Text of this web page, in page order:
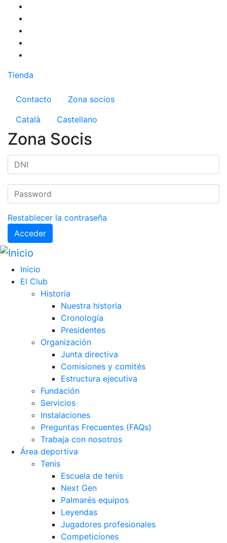
Pasar
contenido
principal
Tienda
Menú del compte d'usuari
Contacto
Zona socios
Català
Castellano
Zona Socis
Restablecer la contraseña
Acceder
Inicio
El Club
Historia
Nuestra historia
Cronología
Presidentes
Organización
Junta directiva
Comisiones y comités
Estructura ejecutiva
Fundación
Servicios
Instalaciones
Preguntas Frecuentes (FAQs)
Trabaja con nosotros
Área deportiva
Tenis
Escuela de tenis
Next Gen
Palmarés equipos
Leyendas
Jugadores profesionales
Competiciones